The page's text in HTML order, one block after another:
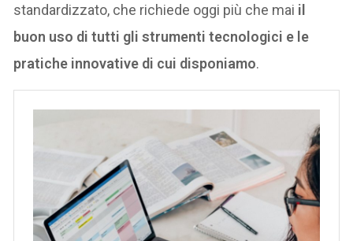
standardizzato, che richiede oggi più che mai il
buon uso di tutti gli strumenti tecnologici e le
pratiche innovative di cui disponiamo.